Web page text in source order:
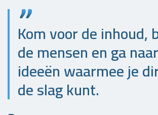
Kom voor de inhoud,
de mensen en ga
ideeën waarmee je
de slag kunt.